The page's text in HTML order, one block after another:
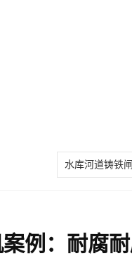
水库河道铸铁
例：耐腐